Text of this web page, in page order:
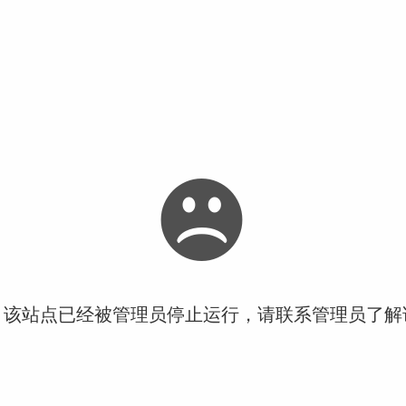
站点已经被管理员停止运行，请联系管理员了